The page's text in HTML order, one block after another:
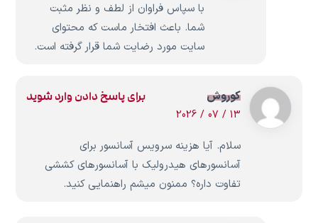
با سپاس فراوان از لطف و نظر مثبت
شما. باعث افتخار ماست که محتوای
سایت مورد رضایت شما قرار گرفته است.
کوروش
13 / 07 / 2026
سلام. آیا هزینه سرویس آسانسور برای
آسانسورهای هیدرولیک با آسانسورهای کششی
تفاوت داره؟ ممنون میشم راهنمایی کنید.
برای پاسخ دادن وارد شوید